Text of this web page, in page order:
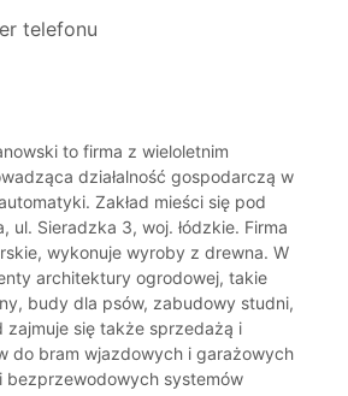
telefonu
to firma z wieloletnim
działalność gospodarczą w
Zakład mieści się pod
ul. Sieradzka 3, woj. łódzkie. Firma
wykonuje wyroby z drewna. W
architektury ogrodowej, takie
budy dla psów, zabudowy studni,
zajmuje się także sprzedażą i
do bram wjazdowych i garażowych
bezprzewodowych systemów